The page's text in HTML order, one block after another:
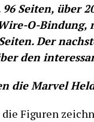
Seiten, über
O-Bindung,
Der
den
die Marvel
Figuren